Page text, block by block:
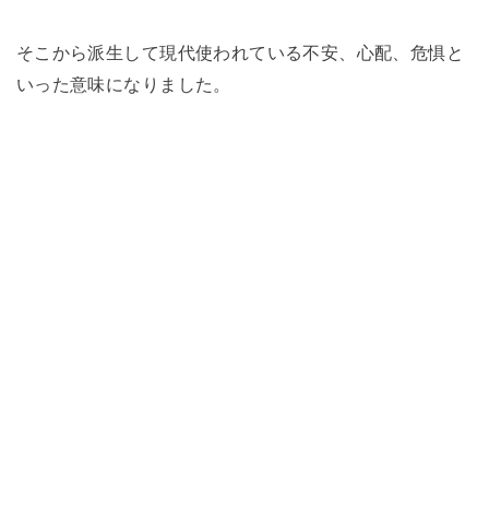
そこから派生して現代使われている不安、心配、危惧と
いった意味になりました。